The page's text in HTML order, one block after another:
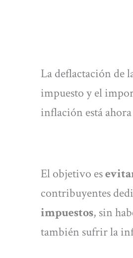
La deflactación de
impuesto y el
inflación está ahora
El objetivo es
contribuyentes
impuestos, sin
también sufrir la